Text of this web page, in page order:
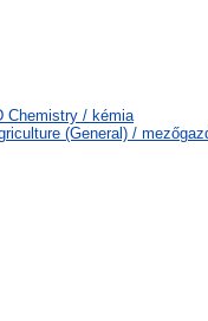
Chemistry / kémia
(General) /